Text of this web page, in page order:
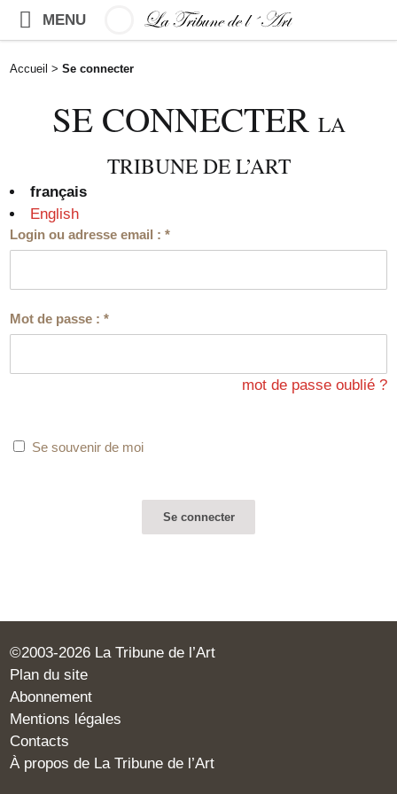
MENU
Accueil > Se connecter
SE CONNECTER LA
TRIBUNE DE L’ART
français
English
Login ou adresse email :*
Mot de passe :*
mot de passe oublié ?
Se souvenir de moi
©2003-2026 La Tribune de l’Art
Plan du site
Abonnement
Mentions légales
Contacts
À propos de La Tribune de l’Art